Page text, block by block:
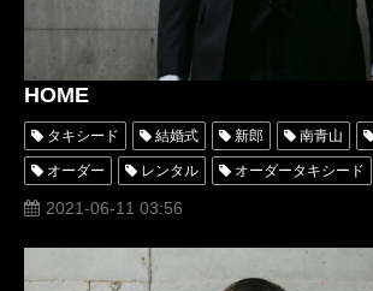
HOME
タキシード 結婚式 新郎 南青山
オーダー レンタル オーダータキシード
レンタルタキシード
エナメルシューズ tuxedos オーダータ
2021-06-11 03:56